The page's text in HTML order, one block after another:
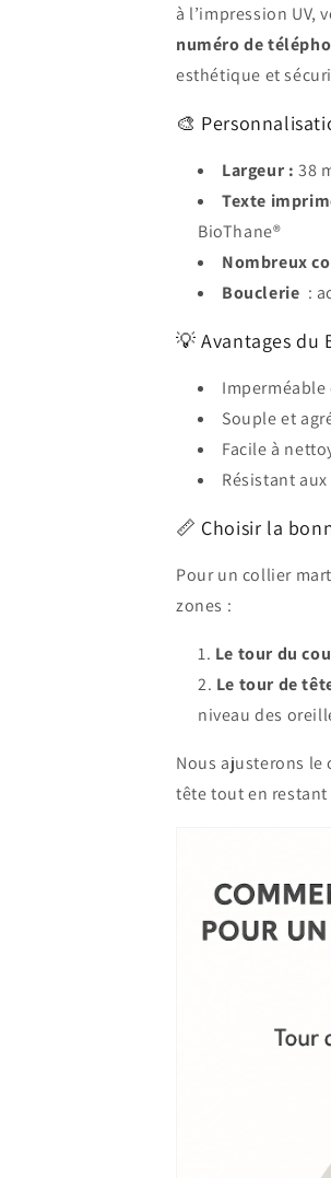
à l’impression UV,
numéro de
esthétique et
🎨
Largeur : 38
Texte
BioThane®
Nombreux
Bouclerie :
💡 Avantages du
Souple et
Facile à
Résistant
📏 Choisir la
Pour un collier
zones :
Le tour du cou
Le tour de
niveau des
Nous ajusterons le
tête tout en